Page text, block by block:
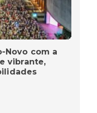
Novo com a
vibrante,